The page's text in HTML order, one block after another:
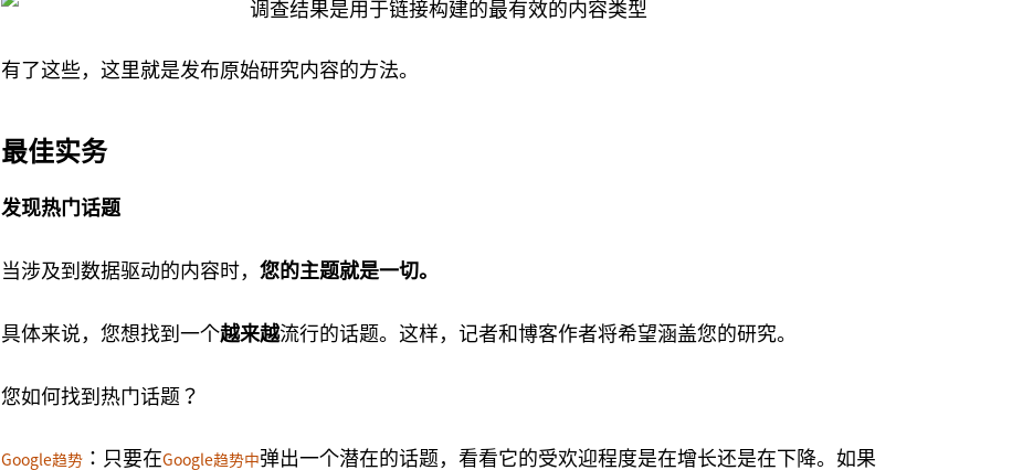
有了这些，这里就是发布原始研究内容的方法。
最佳实务
发现热门话题
当涉及到数据驱动的内容时， 您的主题就是一切。
具体来说，您想找到一个越来越流行的话题。这样，记者和博客作者将希望涵盖您的研究。
您如何找到热门话题？
Google趋势 ：只要在Google趋势中弹出一个潜在的话题，看看它的受欢迎程度是在增长还是在下降。如果